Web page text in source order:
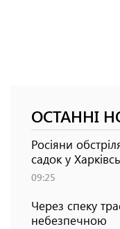
ОСТАННІ
Росіяни
садок у
09:25
Через спеку
небезпечною